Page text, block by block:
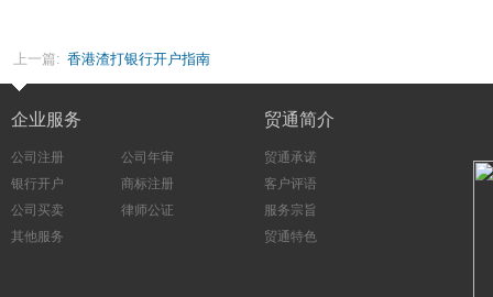
上一篇: 香港渣打银行开户指南
企业服务
公司注册
公司年审
银行开户
商标注册
公司买卖
律师公证
其他服务
贸通简介
贸通承诺
客户评语
服务宗旨
贸通特色